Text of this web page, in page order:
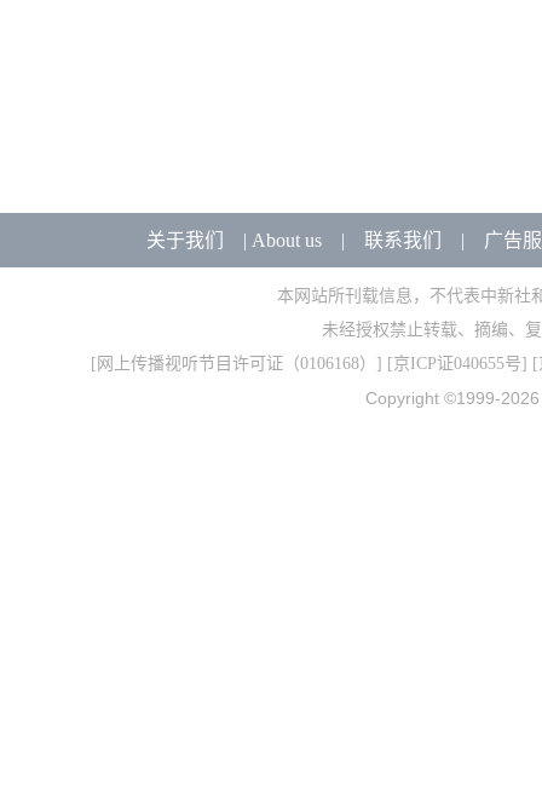
关于我们 | About us| 联系我们 | 广告
本网站所刊载信息，不代表中新社
未经授权禁止转载、摘编、
[ 网上传播视听节目许可证（0106168） ] [京ICP证040655号] [
Copyright ©1999-